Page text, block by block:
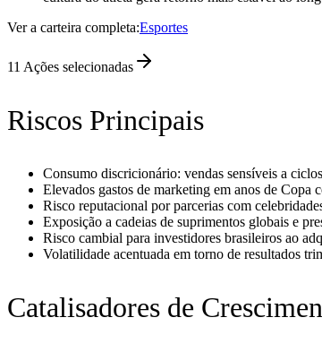
Ver a carteira completa:Esportes
11 Ações selecionadas
Riscos Principais
Consumo discricionário: vendas sensíveis a
Elevados gastos de marketing em anos de Copa
Risco reputacional por parcerias com
Exposição a cadeias de suprimentos globais e
Risco cambial para investidores brasileiros ao
Volatilidade acentuada em torno de resultados
Catalisadores de